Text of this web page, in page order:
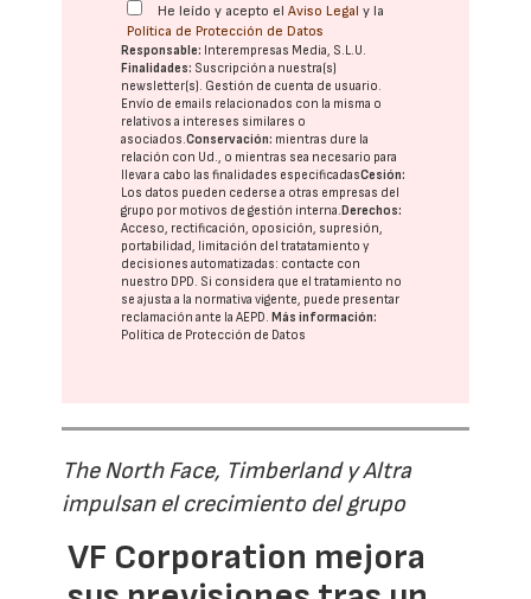
He leído y acepto elAviso Legal y la
Política de Protección de Datos
Responsable: Interempresas Media, S.L.U.
Finalidades: Suscripción a nuestra(s)
newsletter(s). Gestión de cuenta de usuario.
Envío de emails relacionados con la misma o
relativos a intereses similares o
asociados.Conservación: mientras dure la
relación con Ud., o mientras sea necesario para
llevar a cabo las finalidades especificadasCesión:
Los datos pueden cederse a otras empresas del
grupo por motivos de gestión interna.Derechos:
Acceso, rectificación, oposición, supresión,
portabilidad, limitación del tratatamiento y
decisiones automatizadas: contacte con
nuestro DPD. Si considera que el tratamiento no
se ajusta a la normativa vigente, puede presentar
reclamación ante laAEPD.Más información:
Política de Protección de Datos
The North Face, Timberland y Altra
impulsan el crecimiento del grupo
VF Corporation mejora